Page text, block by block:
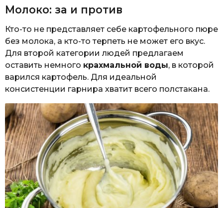
Молоко: за и против
Кто-то не представляет себе картофельного пюре
без молока, а кто-то терпеть не может его вкус.
Для второй категории людей предлагаем
оставить немного крахмальной воды, в которой
варился картофель. Для идеальной
консистенции гарнира хватит всего полстакана.